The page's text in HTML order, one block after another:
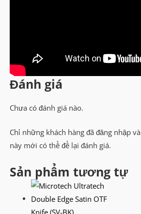
Đánh giá
Chưa có đánh giá nào.
Chỉ những khách hàng đã đăng nhập
này mới có thể để lại đánh giá.
Sản phẩm tương tự